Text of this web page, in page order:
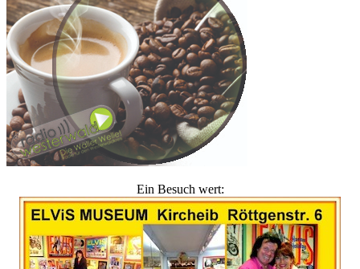
Ein Besuch wert: